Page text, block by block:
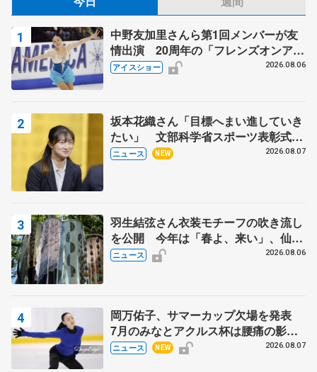
中野友加里さんら第1回メンバーが友
情出演 20周年の「フレンズオンアイ
ス」 宮本賢二さん、有川梨絵さん、
アイスショー 2026.08.06
坂本花織さん「目標へまい進していき
たい」 文部科学省スポーツ表彰式で
代表謝辞
ニュース NEW 2026.08.07
羽生結弦さん衣装モチーフの吹き流し
を公開 今年は「春よ、来い」、仙台
の瑞鳳殿
ニュース 2026.08.06
岡万佑子、サマーカップ欠場を発表
7月のみなとアクルス杯は腰痛の影響
で
ニュース NEW 2026.08.07